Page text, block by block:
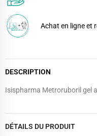
Achat en ligne et
DESCRIPTION
Isispharma Metroruboril gel
DÉTAILS DU PRODUIT